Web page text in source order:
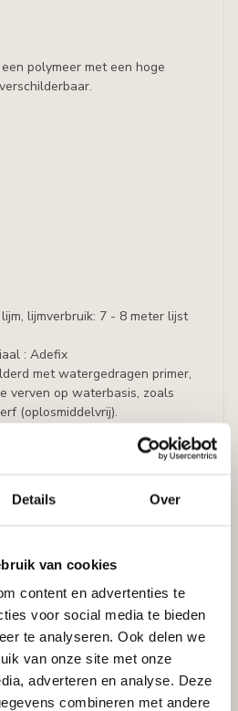
Details Over
van cookies
content en advertenties te
voor social media te bieden
te analyseren. Ook delen we
van onze site met onze
adverteren en analyse. Deze
combineren met andere
polymeer met een hoge
lijmverbruik: 7 - 8 meter lijst
: Adefix
met watergedragen primer,
verven op waterbasis, zoals
(oplosmiddelvrij).
310 ml